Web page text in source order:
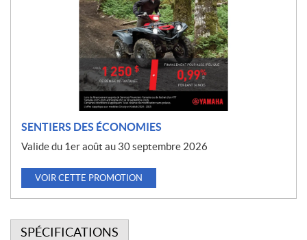
SENTIERS DES ÉCONOMIES
Valide du 1er août au 30 septembre 2026
VOIR CETTE PROMOTION
SPÉCIFICATIONS